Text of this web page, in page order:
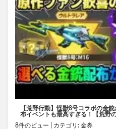
【荒野行動】怪獣8号コラボの金
布イベントも最高すぎる！【荒野の
8件のビュー
カテゴリ: 金券